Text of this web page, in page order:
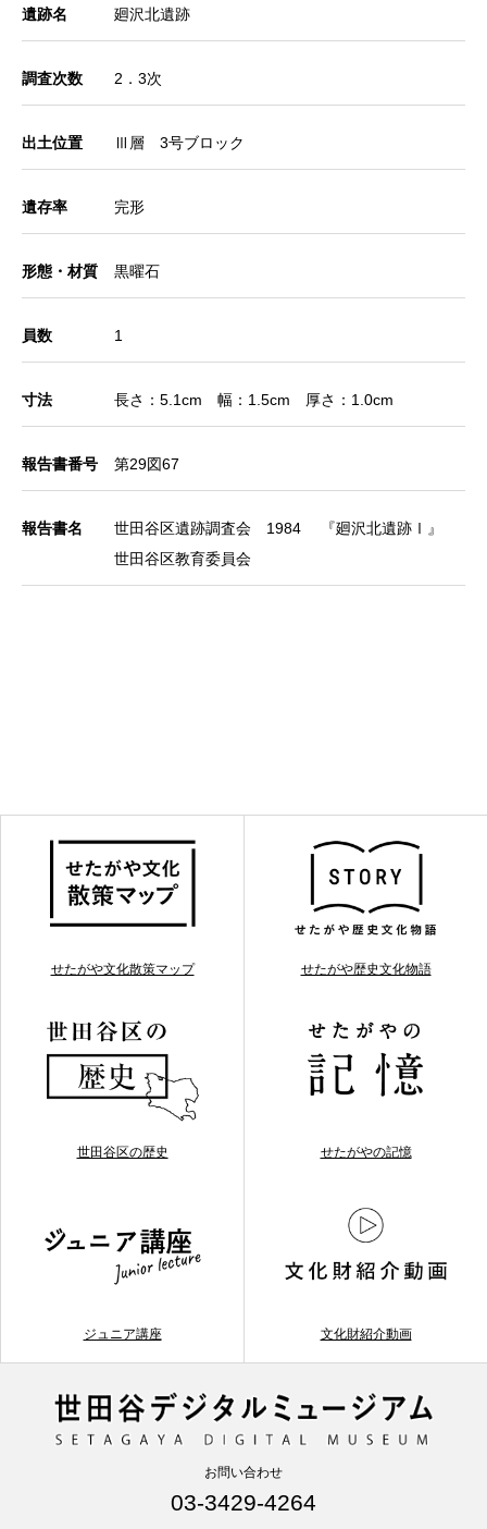
遺跡名 廻沢北遺跡
調査次数 2．3次
出土位置 Ⅲ層 3号ブロック
遺存率 完形
形態・材質 黒曜石
員数 1
寸法 長さ：5.1cm 幅：1.5cm 厚さ：1.0cm
報告書番号 第29図67
報告書名
世田谷区遺跡調査会 1984 『廻沢北遺跡Ⅰ』
世田谷区教育委員会
せたがや文化散策マップ せたがや歴史文化物語
世田谷区の歴史 せたがやの記憶
ジュニア講座 文化財紹介動画
お問い合わせ
03-3429-4264